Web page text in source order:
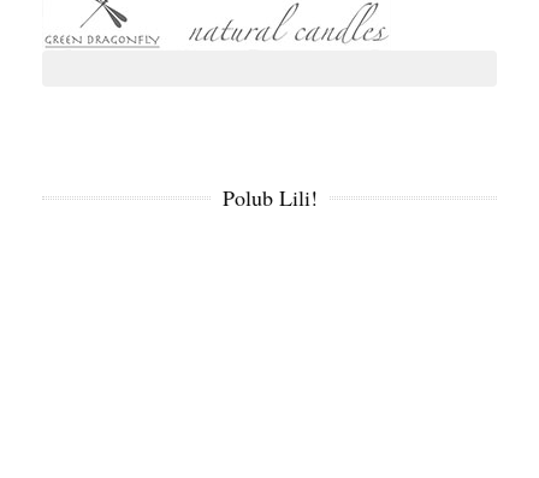
Polub Lili!